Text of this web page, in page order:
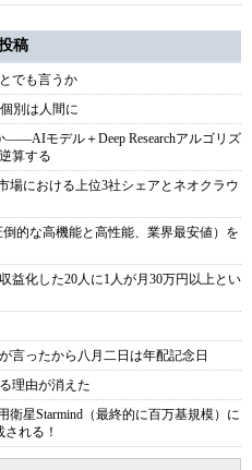
稿
でも言うか
別は人間に
モデル＋Deep Researchアルゴリズ
算する
場における上位3社シェアとネオクラウ
的な高機能と高性能、業界最安値）を
益化した20人に1人が月30万円以上とい
言ったから八月二日は年配記念日
理由が消えた
星Starmind（最終的に百万基規模）に
れる！